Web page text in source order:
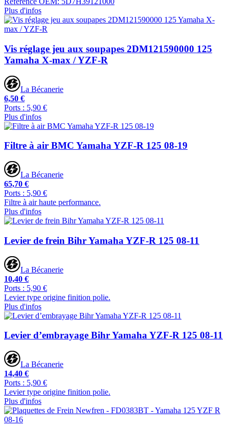
Plus d'infos
Vis réglage jeu aux soupapes 2DM121590000 125
Yamaha X-max / YZF-R
La Bécanerie
6,50 €
Ports : 5,90 €
Plus d'infos
Filtre à air BMC Yamaha YZF-R 125 08-19
La Bécanerie
65,70 €
Ports : 5,90 €
Filtre à air haute performance.
Plus d'infos
Levier de frein Bihr Yamaha YZF-R 125 08-11
La Bécanerie
10,40 €
Ports : 5,90 €
Levier type origine finition polie.
Plus d'infos
Levier d’embrayage Bihr Yamaha YZF-R 125 08-11
La Bécanerie
14,40 €
Ports : 5,90 €
Levier type origine finition polie.
Plus d'infos